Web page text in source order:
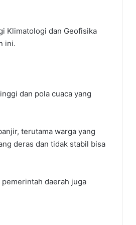
Klimatologi dan Geofisika
ini.
dan pola cuaca yang
terutama warga yang
deras dan tidak stabil bisa
daerah juga